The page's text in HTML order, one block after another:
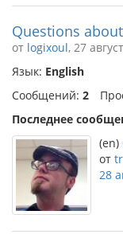
Questions
от logixoul, 27
Язык: English
Сообщений: 2
Последнее
(en)
от
28